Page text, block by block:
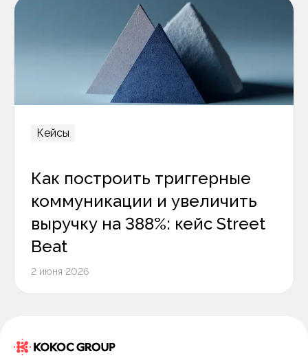
Кейсы
Как построить триггерные
коммуникации и увеличить
выручку на 388%: кейс Street
Beat
2 июня 2026